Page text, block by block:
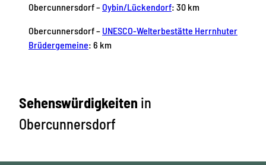
Obercunnersdorf –Oybin/Lückendorf: 30 km
Obercunnersdorf – UNESCO-Welterbestätte Herrnhuter
Brüdergemeine: 6 km
Sehenswürdigkeiten in
Obercunnersdorf